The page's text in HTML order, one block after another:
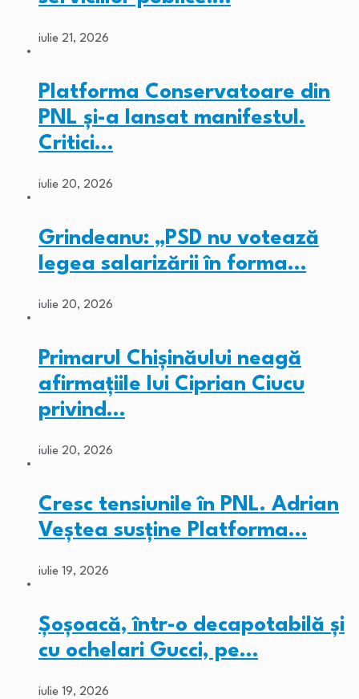
iulie 21, 2026
Platforma Conservatoare din
PNL și-a lansat manifestul.
Critici…
iulie 20, 2026
Grindeanu: „PSD nu votează
legea salarizării în forma…
iulie 20, 2026
Primarul Chişinăului neagă
afirmaţiile lui Ciprian Ciucu
privind…
iulie 20, 2026
Cresc tensiunile în PNL. Adrian
Veștea susține Platforma…
iulie 19, 2026
Șoșoacă, într-o decapotabilă și
cu ochelari Gucci, pe…
iulie 19, 2026